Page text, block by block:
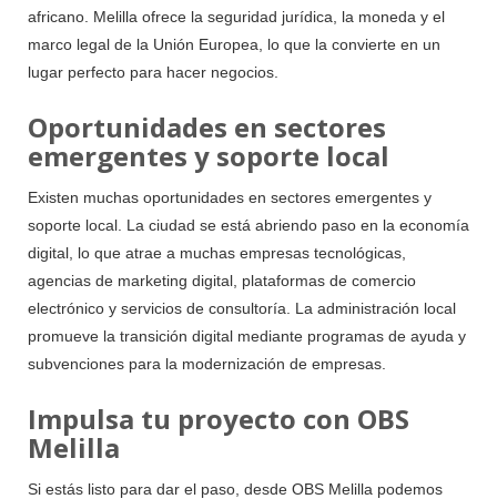
africano. Melilla ofrece la seguridad jurídica, la moneda y el
marco legal de la Unión Europea, lo que la convierte en un
lugar perfecto para hacer negocios.
Oportunidades en sectores
emergentes y soporte local
Existen muchas oportunidades en sectores emergentes y
soporte local. La ciudad se está abriendo paso en la economía
digital, lo que atrae a muchas empresas tecnológicas,
agencias de marketing digital, plataformas de comercio
electrónico y servicios de consultoría. La administración local
promueve la transición digital mediante programas de ayuda y
subvenciones para la modernización de empresas.
Impulsa tu proyecto con OBS
Melilla
Si estás listo para dar el paso, desde OBS Melilla podemos